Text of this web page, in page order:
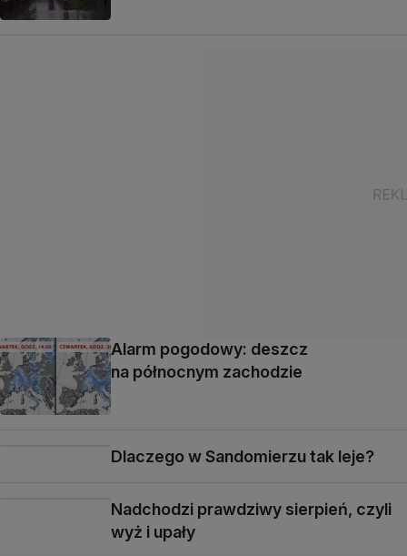
Alarm pogodowy: deszcz
na północnym zachodzie
Dlaczego w Sandomierzu tak leje?
Nadchodzi prawdziwy sierpień, czyli
wyż i upały